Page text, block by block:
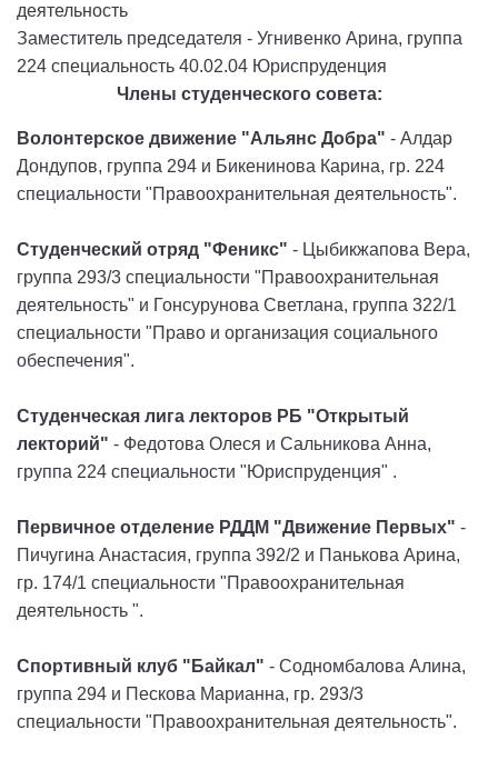
деятельность
Заместитель председателя - Угнивенко Арина, группа
224 специальность 40.02.04 Юриспруденция
Члены студенческого совета:
Волонтерское движение "Альянс Добра" - Алдар
Дондупов, группа 294 и Бикенинова Карина, гр. 224
специальности "Правоохранительная деятельность".
Студенческий отряд "Феникс" - Цыбикжапова Вера,
группа 293/3 специальности "Правоохранительная
деятельность" и Гонсурунова Светлана, группа 322/1
специальности "Право и организация социального
обеспечения".
Студенческая лига лекторов РБ "Открытый
лекторий" - Федотова Олеся и Сальникова Анна,
группа 224 специальности "Юриспруденция" .
Первичное отделение РДДМ "Движение Первых" -
Пичугина Анастасия, группа 392/2 и Панькова Арина,
гр. 174/1 специальности "Правоохранительная
деятельность ".
Спортивный клуб "Байкал" - Содномбалова Алина,
группа 294 и Пескова Марианна, гр. 293/3
специальности "Правоохранительная деятельность".